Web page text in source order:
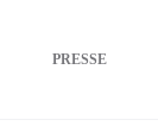
PRESSE